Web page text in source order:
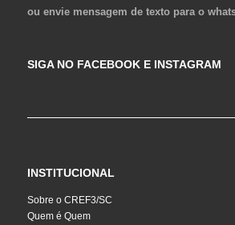
ou envie mensagem de texto para o
SIGA NO FACEBOOK E INSTAGRAM
INSTITUCIONAL
Sobre o CREF3/SC
Quem é Quem